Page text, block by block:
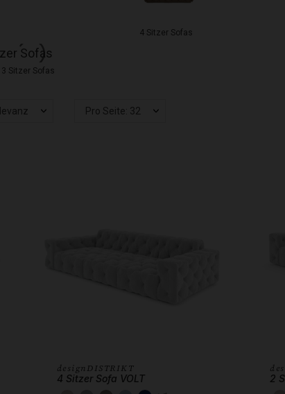
4 Sitzer Sofas
3 Sitzer Sofas
Pro Seite: 32
designDISTRIKT
4 Sitzer Sofa VOLT 2